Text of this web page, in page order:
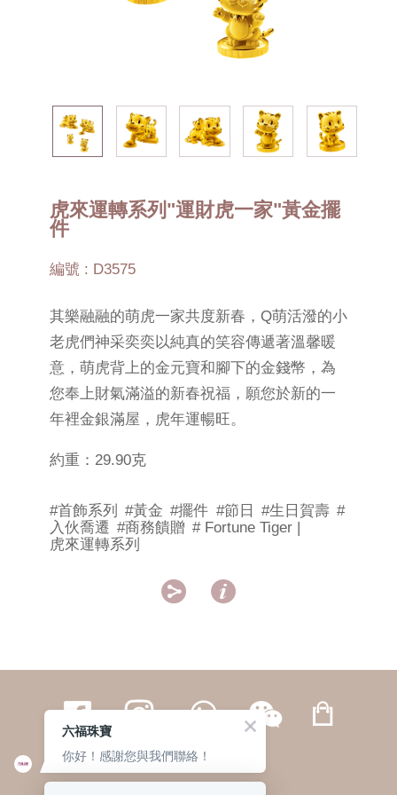
虎來運轉系列"運財虎一家"黃金擺
件
編號 : D3575
其樂融融的萌虎一家共度新春，Q萌活潑的小
老虎們神采奕奕以純真的笑容傳遞著溫馨暖
意，萌虎背上的金元寶和腳下的金錢幣，為
您奉上財氣滿溢的新春祝福，願您於新的一
年裡金銀滿屋，虎年運暢旺。
約重：29.90克
#首飾系列 #黃金 #擺件 #節日 #生日賀壽 #
入伙喬遷 #商務饋贈 # Fortune Tiger |
虎來運轉系列
 
繁體 | 簡体
六福珠寶
你好！感謝您與我們聯絡！